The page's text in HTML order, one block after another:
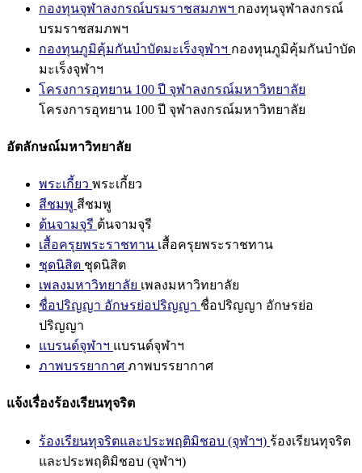
กองทุนจุฬาลงกรณ์บรมราชสมภพฯ กองทุนจุฬาลงกรณ์
บรมราชสมภพฯ
กองทุนภูมิคุ้มกันบำบัดมะเร็งจุฬาฯ กองทุนภูมิคุ้มกันบำบัด
มะเร็งจุฬาฯ
โครงการอุทยาน 100 ปี จุฬาลงกรณ์มหาวิทยาลัย
โครงการอุทยาน 100 ปี จุฬาลงกรณ์มหาวิทยาลัย
อัตลักษณ์มหาวิทยาลัย
พระเกี้ยว พระเกี้ยว
สีชมพู สีชมพู
ต้นจามจุรี ต้นจามจุรี
เสื้อครุยพระราชทาน เสื้อครุยพระราชทาน
ชุดนิสิต ชุดนิสิต
เพลงมหาวิทยาลัย เพลงมหาวิทยาลัย
ชื่อปริญญา อักษรย่อปริญญา ชื่อปริญญา อักษรย่อ
ปริญญา
แบรนด์จุฬาฯ แบรนด์จุฬาฯ
ภาพบรรยากาศ ภาพบรรยากาศ
แจ้งเรื่องร้องเรียนทุจริต
ร้องเรียนทุจริตและประพฤติมิชอบ (จุฬาฯ) ร้องเรียนทุจริต
และประพฤติมิชอบ (จุฬาฯ)